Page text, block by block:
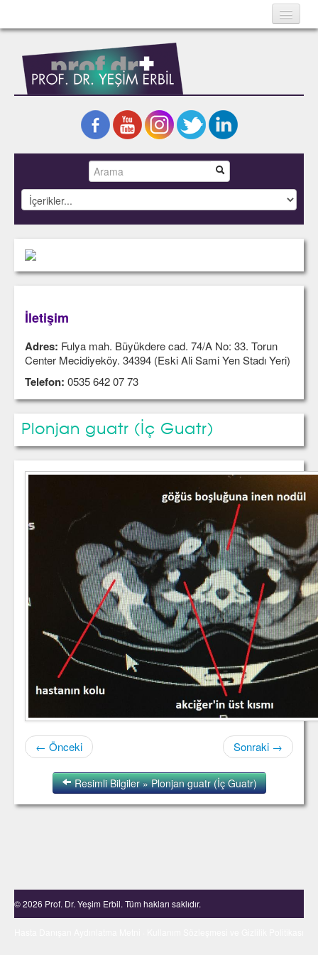
Hakkında
Bilimsel Yazılar
Projeler
Fotoğraflar
Basında Yeşim Erbil
İletişim
English
İletişim
Adres: Fulya mah. Büyükdere cad. 74/A No: 33. Torun
Center Mecidiyeköy. 34394 (Eski Ali Sami Yen Stadı Yeri)
Telefon: 0535 642 07 73
Plonjan guatr (İç Guatr)
← Önceki Sonraki →
Resimli Bilgiler » Plonjan guatr (İç Guatr)
© 2026 Prof. Dr. Yeşim Erbil. Tüm hakları saklıdır.